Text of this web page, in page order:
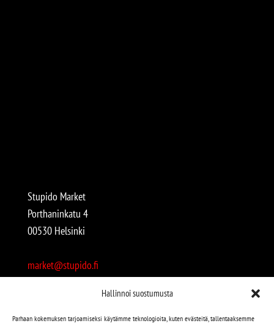
Hallinnoi suostumusta
Parhaan kokemuksen tarjoamiseksi käytämme teknologioita, kuten evästeitä, tallentaaksemme
Stupido Market
Porthaninkatu 4
00530 Helsinki
market@stupido.fi
Avoinna: